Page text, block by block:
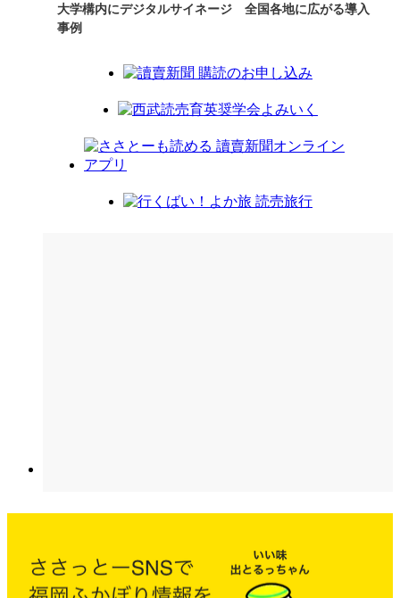
大学構内にデジタルサイネージ 全国各地に広がる導入
事例